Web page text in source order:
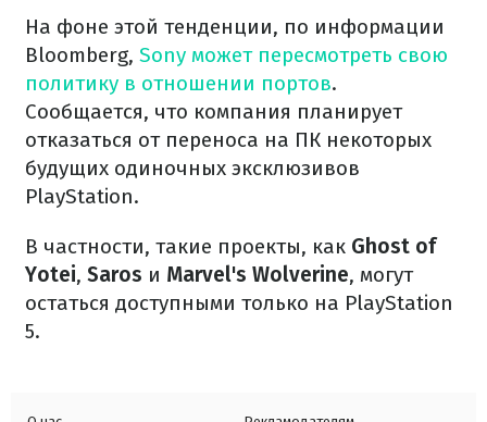
На фоне этой тенденции, по информации
Bloomberg, Sony может пересмотреть свою
политику в отношении портов.
Сообщается, что компания планирует
отказаться от переноса на ПК некоторых
будущих одиночных эксклюзивов
PlayStation.
В частности, такие проекты, как Ghost of
Yotei, Saros и Marvel's Wolverine, могут
остаться доступными только на PlayStation
5.